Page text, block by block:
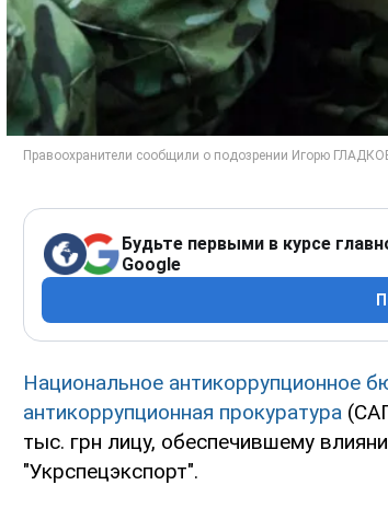
Будьте первыми в курсе
Google
Национальное антикоррупционное
антикоррупционная прокуратура
тыс. грн лицу, обеспечившему
"Укрспецэкспорт".